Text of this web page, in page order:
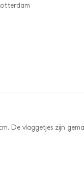
De vlaggetjes zijn